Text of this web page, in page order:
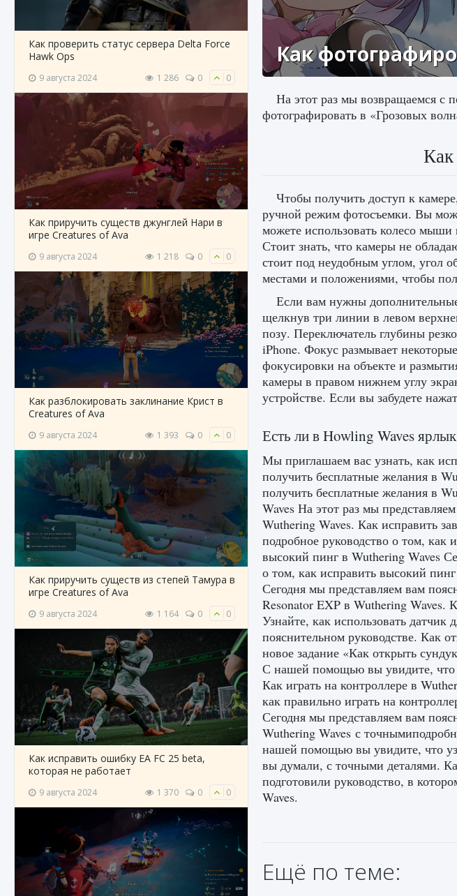
Как проверить статус сервера Delta Force
Hawk Ops
9 августа 2024 1 286 0 0
Как приручить существ джунглей Нари в
игре Creatures of Ava
9 августа 2024 1 218 0 0
Как разблокировать заклинание Крист в
Creatures of Ava
9 августа 2024 1 393 0 0
Как приручить существ из степей Тамура в
игре Creatures of Ava
9 августа 2024 1 164 0 0
Как исправить ошибку EA FC 25 beta,
которая не работает
9 августа 2024 1 370 0 0
Как
На этот раз мы возвращаемся с
фотографировать в «Грозовых
Чтобы получить доступ к
ручной режим фотосъемки. Вы
можете использовать колесо мыши
Стоит знать, что камеры не
стоит под неудобным углом, угол
местами и положениями, чтобы
Если вам нужны
щелкнув три линии в левом
позу. Переключатель глубины
iPhone. Фокус размывает
фокусировки на объекте и
камеры в правом нижнем углу
устройстве. Если вы забудете
Есть ли в Howling Waves
Мы приглашаем вас узнать, как
получить бесплатные желания в
получить бесплатные желания в
Waves На этот раз мы
Wuthering Waves. Как исправить
подробное руководство о том, как
высокий пинг в Wuthering Waves
о том, как исправить высокий
Сегодня мы представляем вам
Resonator EXP в Wuthering Waves.
Узнайте, как использовать
пояснительном руководстве. Как
новое задание «Как открыть
С нашей помощью вы увидите, что
Как играть на контроллере в
как правильно играть на
Сегодня мы представляем вам
Wuthering Waves с
нашей помощью вы увидите, что
вы думали, с точными деталями.
подготовили руководство, в
Waves.
Ещё по теме: